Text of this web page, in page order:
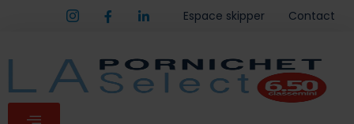
Espace skipper Contact